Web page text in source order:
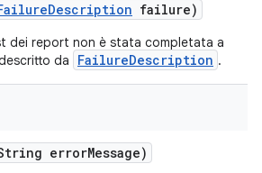
Description failure)
dei report non è stata completata a
da
FailureDescription .
errorMessage)